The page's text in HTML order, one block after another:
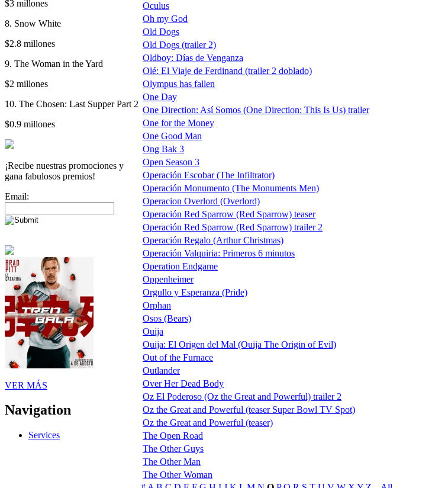
$3 millones
8. Snow White
$2.8 millones
9. The Woman in the Yard
$2 millones
10. The Chosen: Last Supper Part 2
$0.9 millones
¡Recibe nuestras promociones y
gana fabulosos premios!
Email:
VER MÁS
Navigation
Services
Oculus
Oh my God
Old Dogs
Old Dogs (trailer 2)
Oldboy: Días de Venganza
Olé: El Viaje de Ferdinand (trailer 2 doblado)
Olympus has fallen
One Day
One Direction: Así Somos (One Direction: This Is Us) trailer
One for the Money
One Good Man
Ong Bak 3
Open Season 3
Operación Escobar (The Infiltrator)
Operación Monumento (The Monuments Men)
Operacion Overlord (Overlord)
Operación Red Sparrow (Red Sparrow) teaser
Operación Red Sparrow (Red Sparrow) trailer 2
Operación Regalo (Arthur Christmas)
Operación Valquiria: Primeros 6 minutos
Operation Endgame
Oppenheimer
Orgullo y Esperanza (Pride)
Orphan
Osos (Bears)
Ouija
Ouija: El Origen del Mal (Ouija The Origin of Evil)
Out of the Furnace
Outlander
Over Her Dead Body
Oz El Poderoso (Oz the Great and Powerful) trailer 2
Oz the Great and Powerful (teaser Super Bowl TV Spot)
Oz the Great and Powerful (teaser)
The Open Road
The Other Guys
The Other Man
The Other Woman